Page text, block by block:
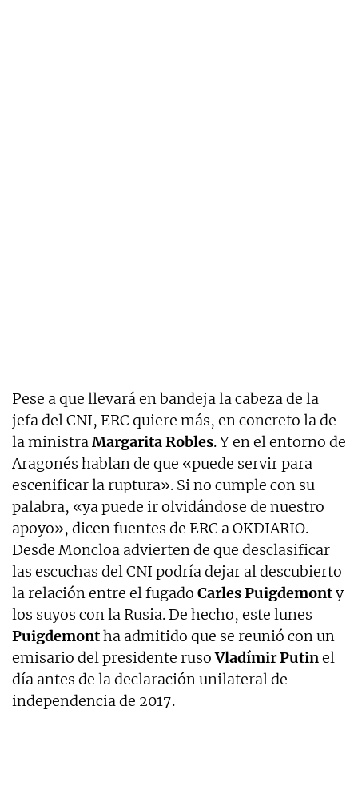
Pese a que llevará en bandeja la cabeza de la
jefa del CNI, ERC quiere más, en concreto la de
la ministraMargarita Robles. Y en el entorno de
Aragonés hablan de que «puede servir para
escenificar la ruptura». Si no cumple con su
palabra, «ya puede ir olvidándose de nuestro
apoyo», dicen fuentes de ERC a OKDIARIO.
Desde Moncloa advierten de que desclasificar
las escuchas del CNI podría dejar al descubierto
la relación entre el fugado Carles Puigdemonty
los suyos con la Rusia. De hecho, este lunes
Puigdemontha admitido que se reunió con un
emisario del presidente rusoVladímir Putinel
día antes de la declaración unilateral de
independencia de 2017.